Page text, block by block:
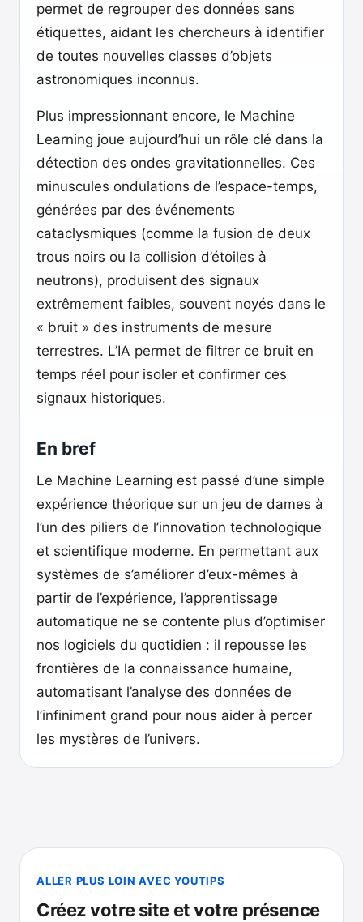
permet de regrouper des données sans
étiquettes, aidant les chercheurs à identifier
de toutes nouvelles classes d’objets
astronomiques inconnus.
Plus impressionnant encore, le Machine
Learning joue aujourd’hui un rôle clé dans la
détection des ondes gravitationnelles. Ces
minuscules ondulations de l’espace-temps,
générées par des événements
cataclysmiques (comme la fusion de deux
trous noirs ou la collision d’étoiles à
neutrons), produisent des signaux
extrêmement faibles, souvent noyés dans le
« bruit » des instruments de mesure
terrestres. L’IA permet de filtrer ce bruit en
temps réel pour isoler et confirmer ces
signaux historiques.
En bref
Le Machine Learning est passé d’une simple
expérience théorique sur un jeu de dames à
l’un des piliers de l’innovation technologique
et scientifique moderne. En permettant aux
systèmes de s’améliorer d’eux-mêmes à
partir de l’expérience, l’apprentissage
automatique ne se contente plus d’optimiser
nos logiciels du quotidien : il repousse les
frontières de la connaissance humaine,
automatisant l’analyse des données de
l’infiniment grand pour nous aider à percer
les mystères de l’univers.
ALLER PLUS LOIN AVEC YOUTIPS
Créez votre site et votre présence